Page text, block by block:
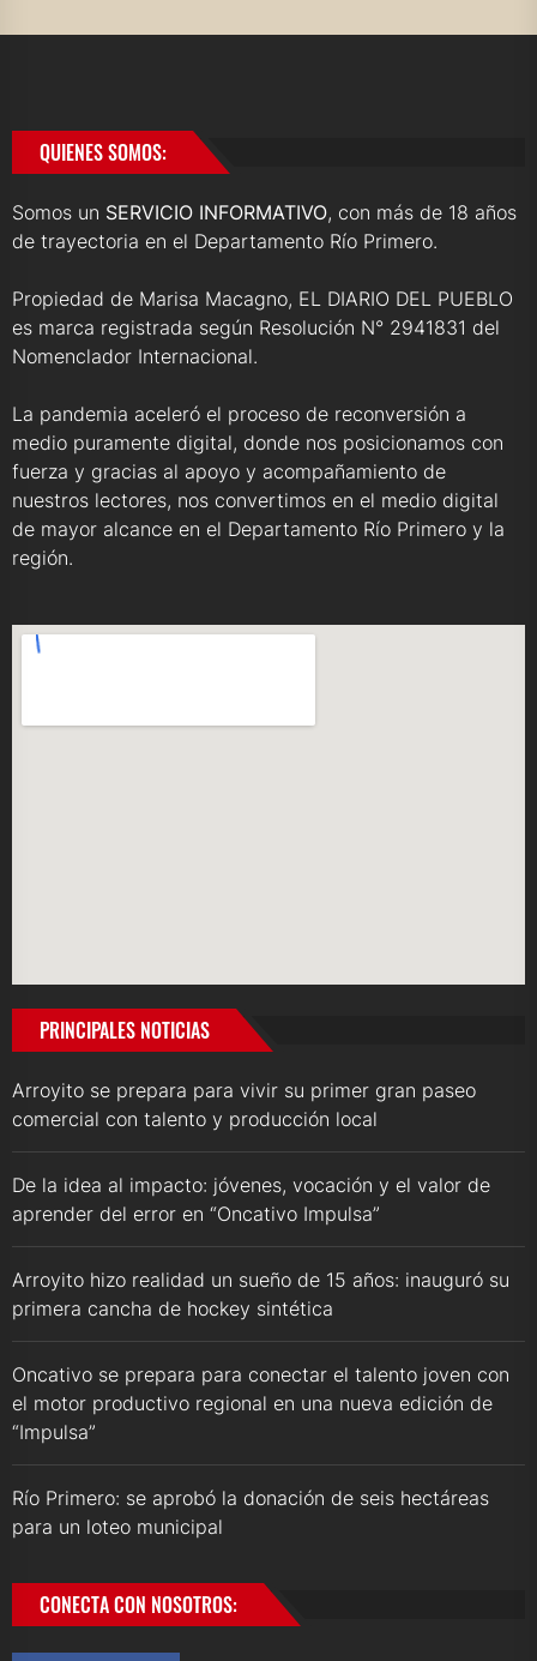
QUIENES SOMOS:
Somos un SERVICIO INFORMATIVO, con más de 18 años
de trayectoria en el Departamento Río Primero.
Propiedad de Marisa Macagno, EL DIARIO DEL PUEBLO
es marca registrada según Resolución N° 2941831 del
Nomenclador Internacional.
La pandemia aceleró el proceso de reconversión a
medio puramente digital, donde nos posicionamos con
fuerza y gracias al apoyo y acompañamiento de
nuestros lectores, nos convertimos en el medio digital
de mayor alcance en el Departamento Río Primero y la
región.
PRINCIPALES NOTICIAS
Arroyito se prepara para vivir su primer gran paseo
comercial con talento y producción local
De la idea al impacto: jóvenes, vocación y el valor de
aprender del error en “Oncativo Impulsa”
Arroyito hizo realidad un sueño de 15 años: inauguró su
primera cancha de hockey sintética
Oncativo se prepara para conectar el talento joven con
el motor productivo regional en una nueva edición de
“Impulsa”
Río Primero: se aprobó la donación de seis hectáreas
para un loteo municipal
CONECTA CON NOSOTROS: